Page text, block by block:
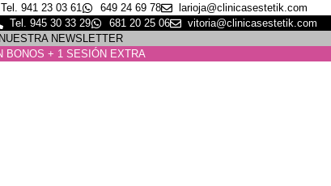
Tel. 941 23 03 61 649 24 69 78
larioja@clinicasestetik.com
Tel. 945 30 33 29 681 20 25 06
vitoria@clinicasestetik.com
NEWSLETTER
BONOS + 1 SESIÓN EXTRA